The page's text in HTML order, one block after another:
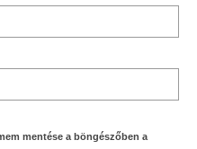
mentése a böngészőben a